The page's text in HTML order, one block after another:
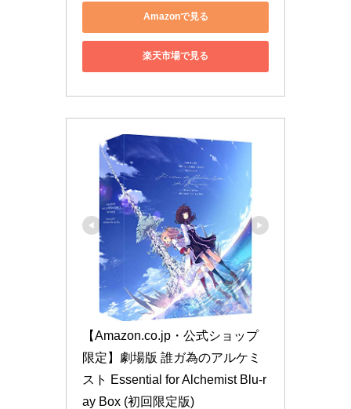
Amazonで見る
楽天市場で見る
【Amazon.co.jp・公式ショップ
限定】劇場版 誰ガ為のアルケミ
スト Essential for Alchemist Blu-r
ay Box (初回限定版)